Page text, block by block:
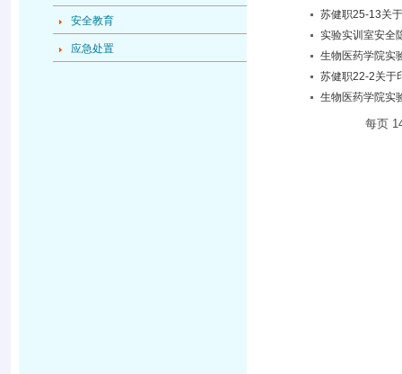
安全教育
应急处置
苏健职25-13关
实验实训室安全
生物医药学院实
苏健职22-2关于
生物医药学院实
每页